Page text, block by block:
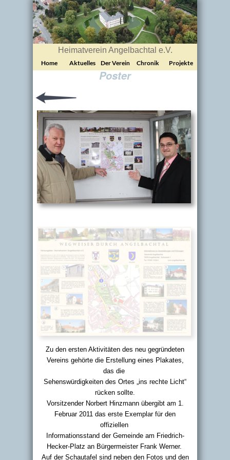
Heimatverein Angelbachtal e.V.
Home Aktuelles Der Verein Chronik Projekte
Poster
Zu den ersten Aktivitäten des neu gegründeten
Vereins gehörte die Erstellung eines Plakates,
das die
Sehenswürdigkeiten des Ortes „ins rechte Licht“
rücken sollte.
Vorsitzender Norbert Hinzmann übergibt am 1.
Februar 2011 das erste Exemplar für den
offiziellen
Informationsstand der Gemeinde am Friedrich-
Hecker-Platz an Bürgermeister Frank Werner.
Auf der Schautafel sind neben den Fotos und den